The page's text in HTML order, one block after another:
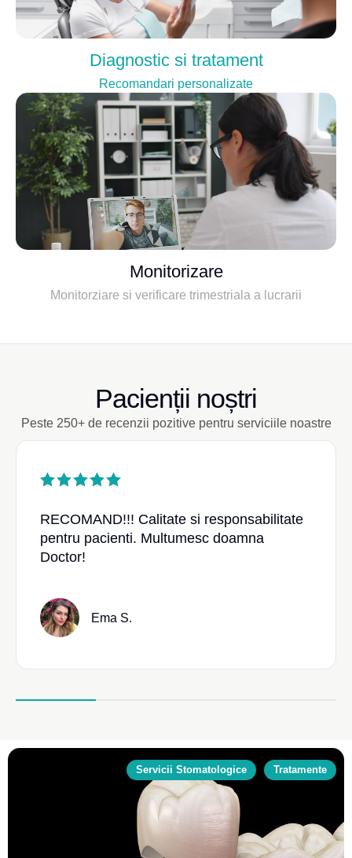
Diagnostic si tratament
Recomandari personalizate
Monitorizare
Monitorziare si verificare trimestriala a lucrarii
Pacienții noștri
Peste 250+ de recenzii pozitive pentru serviciile noastre
RECOMAND!!! Calitate si responsabilitate
pentru pacienti. Multumesc doamna
Doctor!
Ema S.
Servicii Stomatologice Tratamente